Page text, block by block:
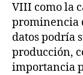
VIII como la
prominencia
datos podría
producción,
importancia